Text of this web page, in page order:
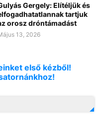
Gergely: Elítéljük és
tartjuk
orosz dróntámadást
13, 2026
első kézből!